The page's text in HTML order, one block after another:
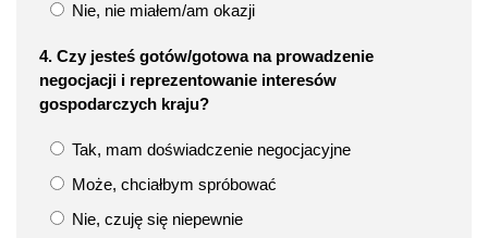
Nie, nie miałem/am okazji
4. Czy jesteś gotów/gotowa na prowadzenie
negocjacji i reprezentowanie interesów
gospodarczych kraju?
Tak, mam doświadczenie negocjacyjne
Może, chciałbym spróbować
Nie, czuję się niepewnie